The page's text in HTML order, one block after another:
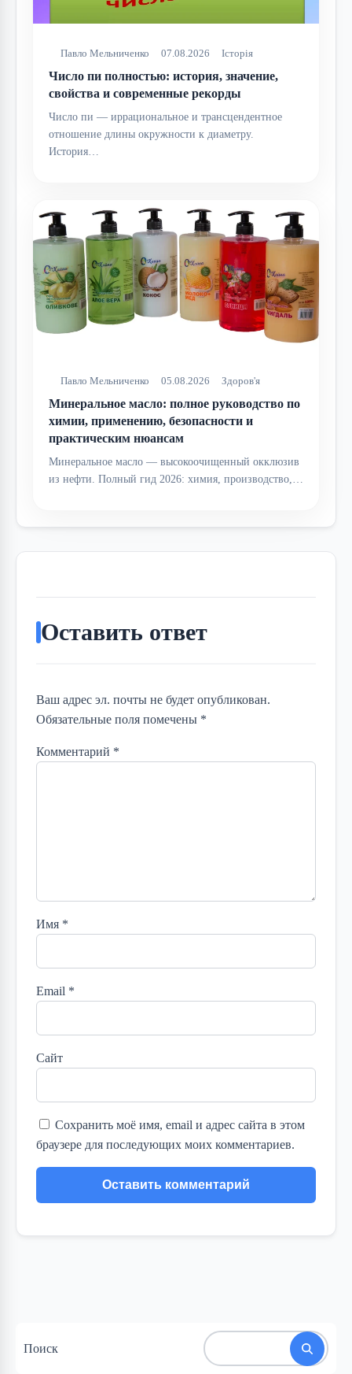
Павло Мельниченко 07.08.2026 Історія
Число пи полностью: история, значение,
свойства и современные рекорды
Число пи — иррациональное и трансцендентное
отношение длины окружности к диаметру.
История…
Павло Мельниченко 05.08.2026 Здоров'я
Минеральное масло: полное руководство по
химии, применению, безопасности и
практическим нюансам
Минеральное масло — высокоочищенный окклюзив
из нефти. Полный гид 2026: химия, производство,…
Оставить ответ
Ваш адрес эл. почты не будет опубликован.
Обязательные поля помечены *
Комментарий *
Имя *
Email *
Сайт
Сохранить моё имя, email и адрес сайта в этом
браузере для последующих моих комментариев.
Поиск